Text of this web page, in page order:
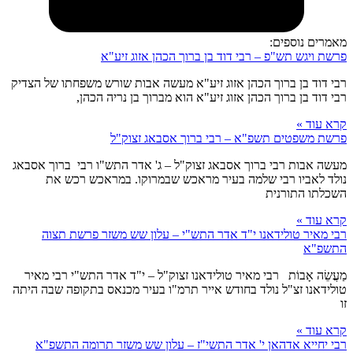
מאמרים נוספים:
פרשת ויגש תש"פ – רבי דוד בן ברוך הכהן אזוג זיע"א
רבי דוד בן ברוך הכהן אזוג זיע"א מעשה אבות שורש משפחתו של הצדיק
רבי דוד בן ברוך הכהן אזוג זיע"א הוא מברוך בן נריה הכהן,
קרא עוד »
פרשת משפטים תשפ"א – רבי ברוך אסבאג זצוק"ל
מעשה אבות רבי ברוך אסבאג זצוק"ל – ג' אדר התש"ו רבי ברוך אסבאג
נולד לאביו רבי שלמה בעיר מראכש שבמרוקו. במראכש רכש את
השכלתו התורנית
קרא עוד »
רבי מאיר טולידאנו י"ד אדר התש"י – עלון שש משזר פרשת תצוה
התשפ"א
מַעֲשֵׂה אָבוֹת רבי מאיר טולידאנו זצוק"ל – י"ד אדר התש"י רבי מאיר
טולידאנו זצ"ל נולד בחודש אייר תרמ"ו בעיר מכנאס בתקופה שבה היתה
זו
קרא עוד »
רבי יחייא אדהאן י' אדר התשי"ז – עלון שש משזר תרומה התשפ"א